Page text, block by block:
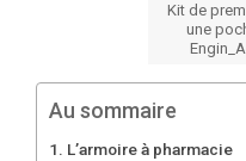
Kit de
une
Au sommaire
L’armoire à pharmacie